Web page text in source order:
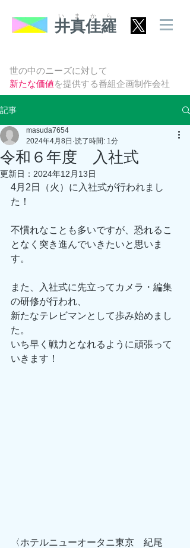
井真佳羅
いまから
世の中のニーズに対して
新たな価値を提供する番組企画制作会社
記事
令和６年度 入社式
masuda7654
2024年4月8日 読了時間: 1分
更新日： 2024年12月13日
4月2日（火）に入社式が行われまし
た！
不慣れなことも多いですが、恐れるこ
となく突き進んでいきたいと思いま
す。
また、入社式に先立ってカメラ・編集
の研修が行われ、
新たなテレビマンとして歩み始めまし
た。
いち早く戦力となれるように頑張って
いきます！
〈ホテルニューオータニ東京　紀尾